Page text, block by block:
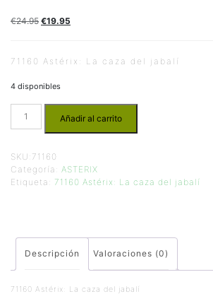
€24.95 €19.95
71160 Astérix: La caza del jabalí
4 disponibles
Añadir al carrito
SKU: 71160
Categoría: ASTERIX
Etiqueta: 71160 Astérix: La caza del jabalí
Descripción Valoraciones (0)
71160 Astérix: La caza del jabalí